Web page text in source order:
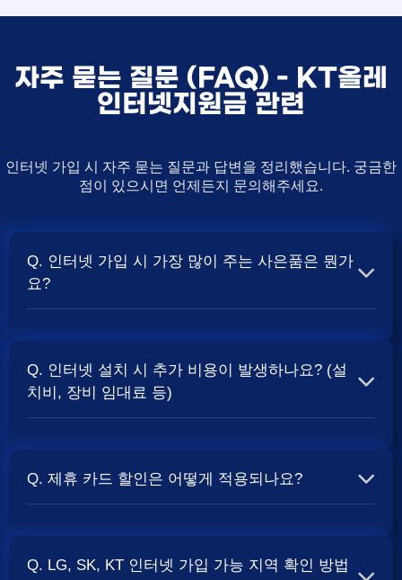
자주 묻는 질문 (FAQ) - KT올레
인터넷지원금 관련
인터넷 가입 시 자주 묻는 질문과 답변을 정리했습니다. 궁금한
점이 있으시면 언제든지 문의해주세요.
Q. 인터넷 가입 시 가장 많이 주는 사은품은 뭔가
요?
보통 500Mbps 또는 1Gbps 인터넷을 TV와 결합하여 가입
할 때 현금 사은품 및 상품권 혜택이 더 크게 지급되는 경향
Q. 인터넷 설치 시 추가 비용이 발생하나요? (설
치비, 장비 임대료 등)
청구되는 경우가 많습니다. 다만, 인터넷 상품 및 프로모션
책 확인 필수.
Q. 제휴 카드 할인은 어떻게 적용되나요?
서 일정 금액이 할인됩니다. 할인 금액과 조건은 카드사 및
Q. LG, SK, KT 인터넷 가입 가능 지역 확인 방법